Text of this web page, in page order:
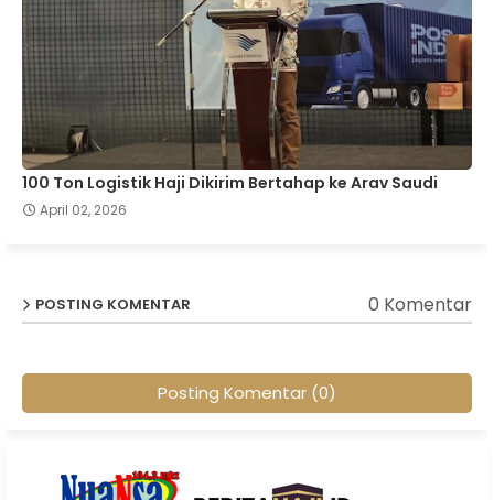
100 Ton Logistik Haji Dikirim Bertahap ke Arav Saudi
April 02, 2026
POSTING KOMENTAR 0 Komentar
Posting Komentar (0)